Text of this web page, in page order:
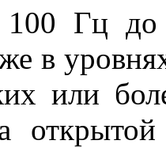
100 Гц
в
или